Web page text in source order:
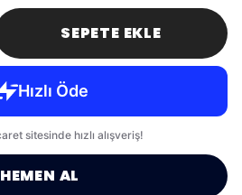
SEPETE EKLE
HEMEN AL